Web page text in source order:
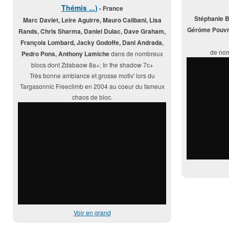
Thémis ...) - France
Marc Daviet, Leire Aguirre, Mauro Calibani, Lisa
Rands, Chris Sharma, Daniel Dulac, Dave Graham,
François Lombard, Jacky Godoffe, Dani Andrada,
Pedro Pons, Anthony Lamichedans de nombreux
blocs dont Zdabaow 8a+; In the shadow 7c+
Très bonne ambiance et grosse motiv' lors du
Targasonnic Freeclimb en 2004 au coeur du fameux
chaos de bloc.
Voir en grand
Stéphanie
Gérôme
de